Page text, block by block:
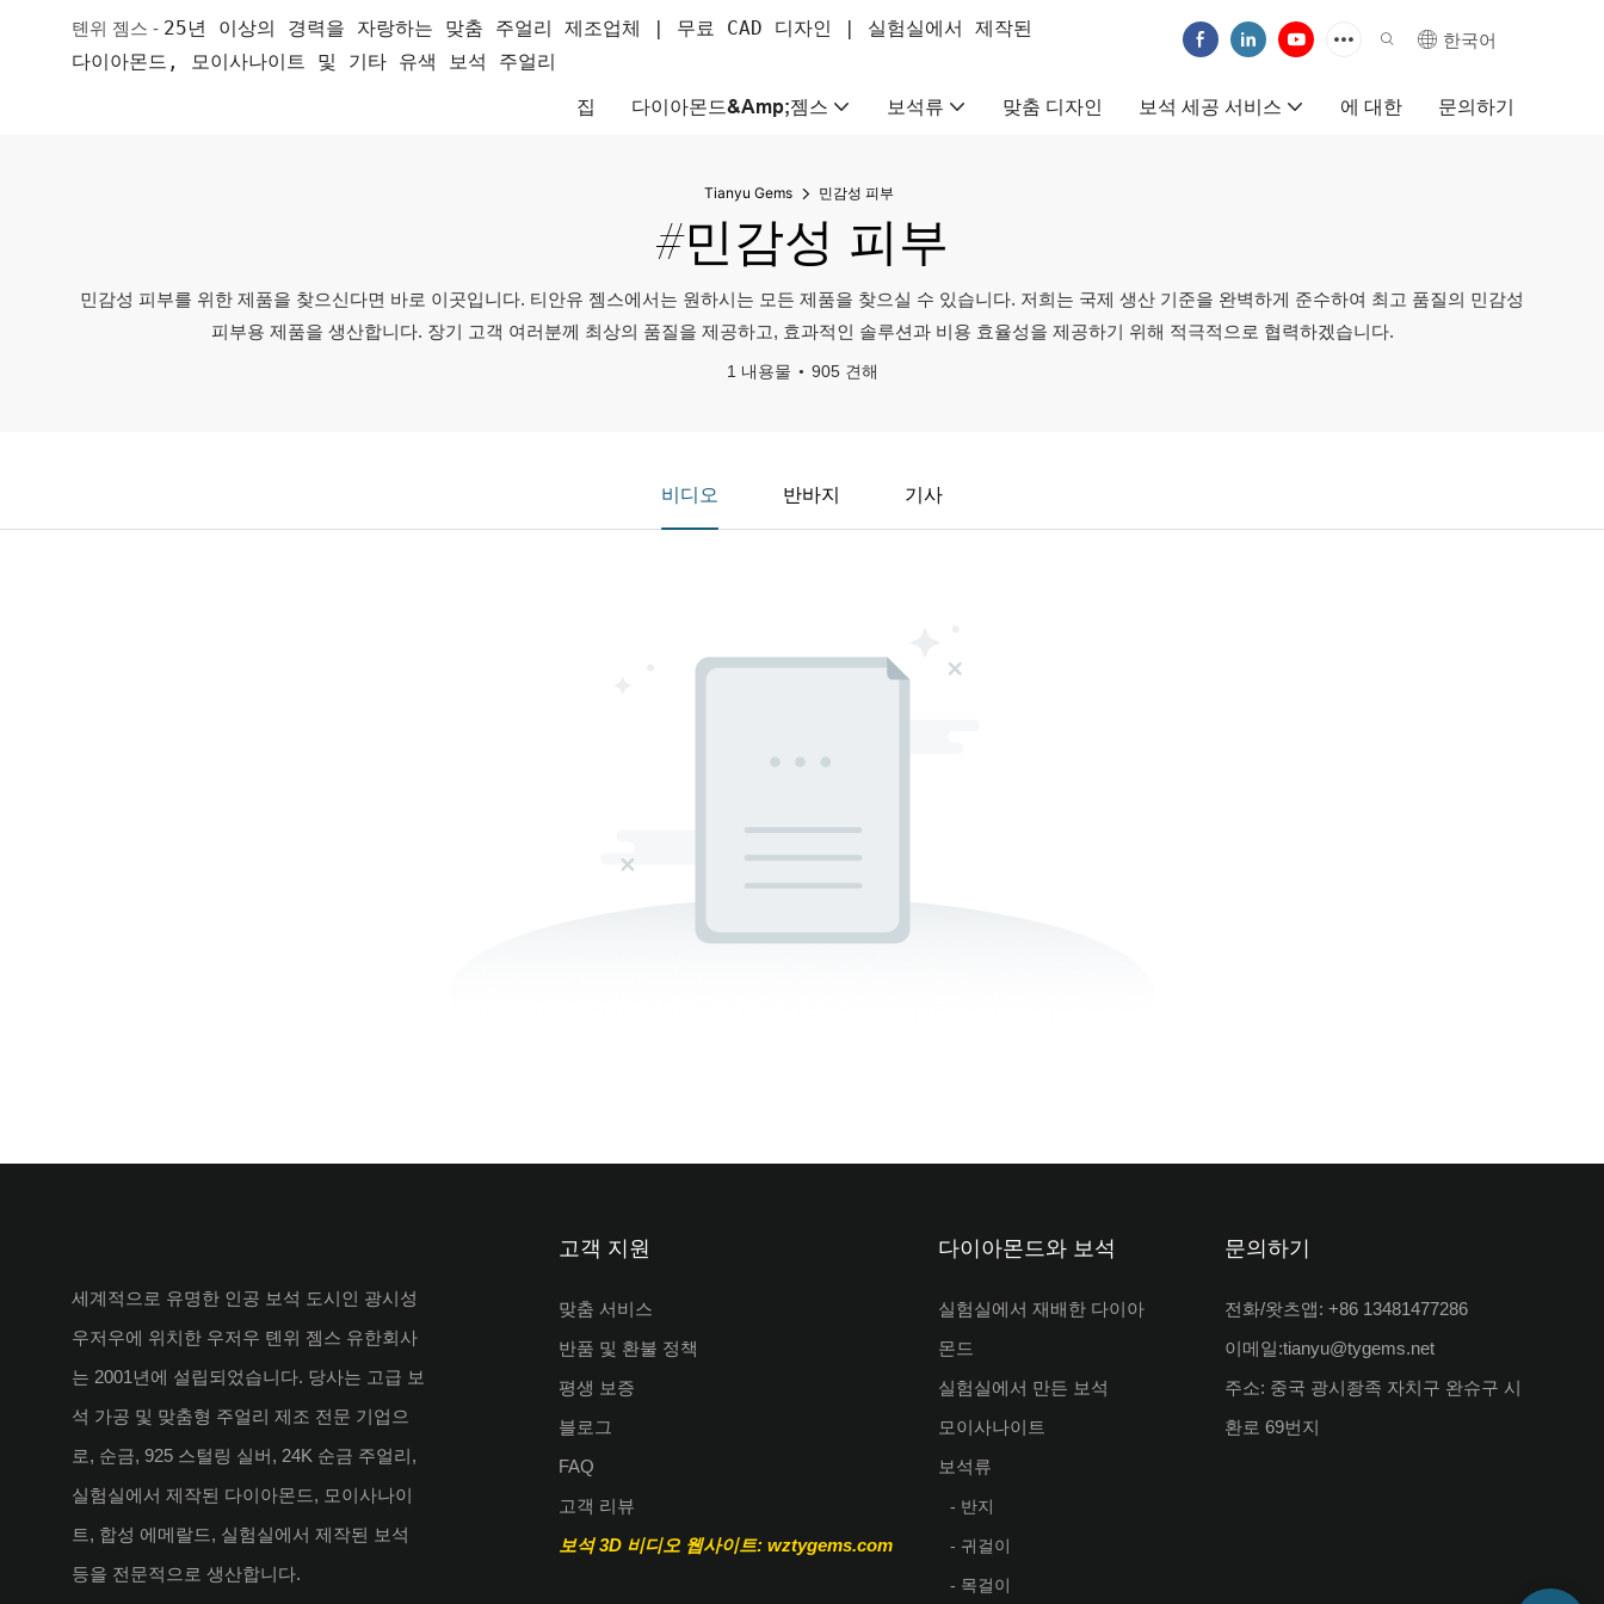
톈위 젬스 - 25년 이상의 경력을 자랑하는 맞춤 주얼리 제조업체 | 무료 CAD 디자인 | 실험실에서 제작된
다이아몬드, 모이사나이트 및 기타 유색 보석 주얼리
한국어
집 다이아몬드&amp;젬스 보석류 맞춤 디자인 보석 세공 서비스 에 대한 문의하기
Tianyu Gems 민감성 피부
#민감성 피부
민감성 피부를 위한 제품을 찾으신다면 바로 이곳입니다. 티안유 젬스에서는 원하시는 모든 제품을 찾으실 수 있습니다. 저희는 국제 생산 기준을 완벽하게 준수하여 최고 품질의 민감성
피부용 제품을 생산합니다. 장기 고객 여러분께 최상의 품질을 제공하고, 효과적인 솔루션과 비용 효율성을 제공하기 위해 적극적으로 협력하겠습니다.
1 내용물 905 견해
비디오 반바지 기사
세계적으로 유명한 인공 보석 도시인 광시성
우저우에 위치한 우저우 톈위 젬스 유한회사
는 2001년에 설립되었습니다. 당사는 고급 보
석 가공 및 맞춤형 주얼리 제조 전문 기업으
로, 순금, 925 스털링 실버, 24K 순금 주얼리,
실험실에서 제작된 다이아몬드, 모이사나이
트, 합성 에메랄드, 실험실에서 제작된 보석
등을 전문적으로 생산합니다.
고객 지원
맞춤 서비스
반품 및 환불 정책
평생 보증
블로그
FAQ
고객 리뷰
보석 3D 비디오 웹사이트: wztygems.com
다이아몬드와 보석
실험실에서 재배한 다이아
몬드
실험실에서 만든 보석
모이사나이트
보석류
- 반지
- 귀걸이
- 목걸이
문의하기
전화/왓츠앱: +86 13481477286
이메일:tianyu@tygems.net
주소: 중국 광시좡족 자치구 완슈구 시
환로 69번지